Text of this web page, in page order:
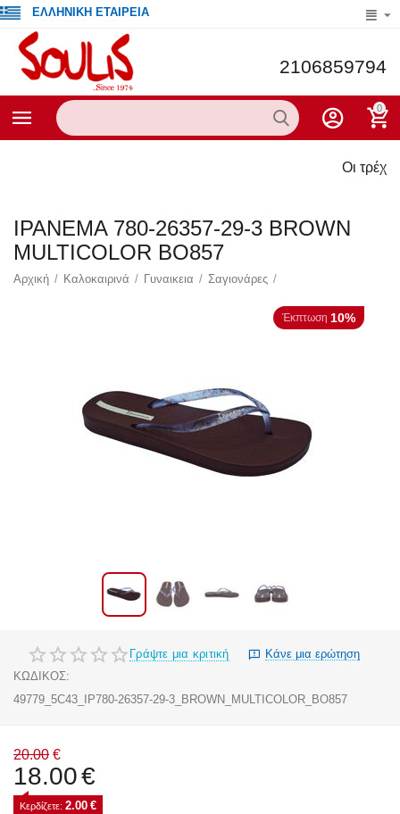
ΕΛΛΗΝΙΚΗ ΕΤΑΙΡΕΙΑ
2106859794
0
Οι τρέχουσες
IPANEMA 780-26357-29-3 BROWN
MULTICOLOR BO857
Αρχική / Καλοκαιρινά / Γυναικεια / Σαγιονάρες /
Έκπτωση 10%
Γράψτε μια κριτική
Κάνε μια ερώτηση
ΚΩΔΙΚΟΣ:
49779_5C43_IP780-26357-29-3_BROWN_MULTICOLOR_BO857
20.00 €
18.00€
Κερδίζετε: 2.00 €